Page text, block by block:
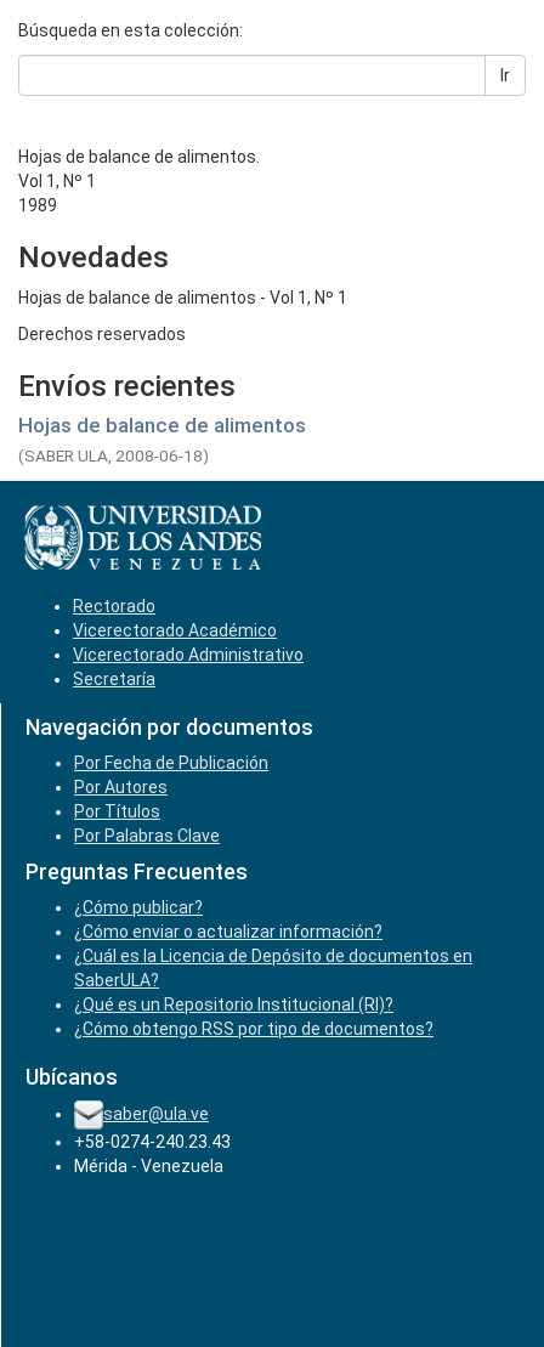
Búsqueda en esta colección:
Ir
Hojas de balance de alimentos.
Vol 1, Nº 1
1989
Novedades
Hojas de balance de alimentos - Vol 1, Nº 1
Derechos reservados
Envíos recientes
Hojas de balance de alimentos
(SABER ULA, 2008-06-18)
Rectorado
Vicerectorado Académico
Vicerectorado Administrativo
Secretaría
Navegación por documentos
Por Fecha de Publicación
Por Autores
Por Títulos
Por Palabras Clave
Preguntas Frecuentes
¿Cómo publicar?
¿Cómo enviar o actualizar información?
¿Cuál es la Licencia de Depósito de documentos en
SaberULA?
¿Qué es un Repositorio Institucional (RI)?
¿Cómo obtengo RSS por tipo de documentos?
Ubícanos
saber@ula.ve
+58-0274-240.23.43
Mérida - Venezuela